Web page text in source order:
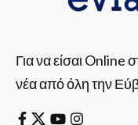
Για να είσαι Online
νέα από όλη την